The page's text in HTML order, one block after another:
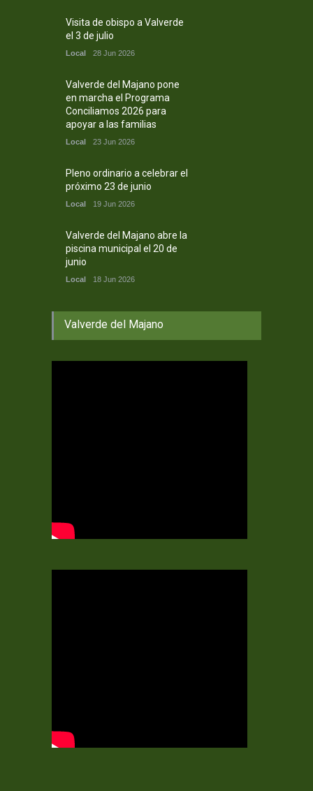
Visita de obispo a Valverde
el 3 de julio
Local 28 Jun 2026
Valverde del Majano pone
en marcha el Programa
Conciliamos 2026 para
apoyar a las familias
Local 23 Jun 2026
Pleno ordinario a celebrar el
próximo 23 de junio
Local 19 Jun 2026
Valverde del Majano abre la
piscina municipal el 20 de
junio
Local 18 Jun 2026
Valverde del Majano